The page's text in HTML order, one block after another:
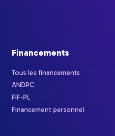
Financements
Tous les financements
ANDPC
FIF-PL
Financement personnel